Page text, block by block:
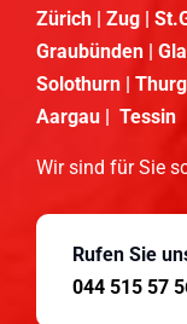
Zürich | Zug |
Graubünden |
Solothurn |
Aargau | Tessin
Wir sind für Sie
Rufen Sie
044 515 57